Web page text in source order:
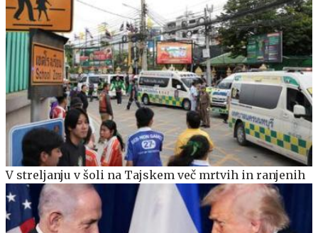
V streljanju v šoli na Tajskem več mrtvih in ranjenih